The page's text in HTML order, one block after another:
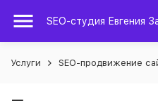
SEO-студия Евгения
Услуги SEO-продвижение